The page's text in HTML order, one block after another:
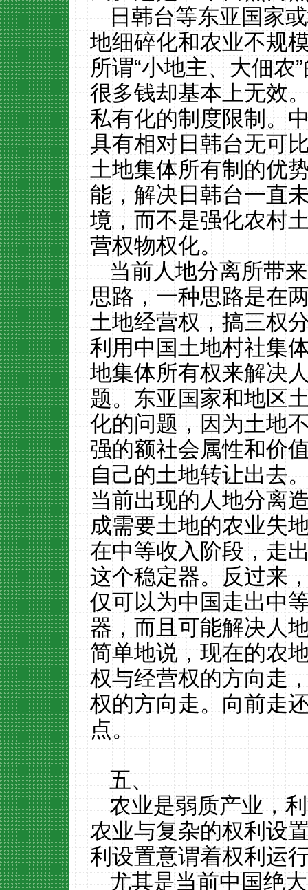
日韩台等东亚国家
地细碎化和农业不规
所谓“小地主、大佃农
很多钱却基本上无效
私有化的制度限制。
具有相对日韩台无可
土地集体所有制的优
能，解决日韩台一直
境，而不是强化农村
营权物权化。
当前人地分离所带
思路，一种思路是在
土地经营权，搞三权
利用中国土地村社集
地集体所有权来解决
题。东亚国家和地区
化的问题，因为土地
强的额社会属性和价
自己的土地转让出去
当前出现的人地分离
成需要土地的农业失
在中等收入阶段，走
这个稳定器。反过来
仅可以为中国走出中
器，而且可能解决人
简单地说，现在的农
权与经营权的方向走
权的方向走。向前走
点。
五、
农业是弱质产业，
农业与复杂的权利设
利设置意谓着权利运
尤其是当前中国绝